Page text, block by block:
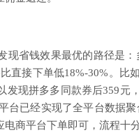
现省钱效果最优的路径是
直接下单低18%-30%。比
现拼多多同款券后359元
台已经实现了全平台数据
商平台下单即可，流程十分